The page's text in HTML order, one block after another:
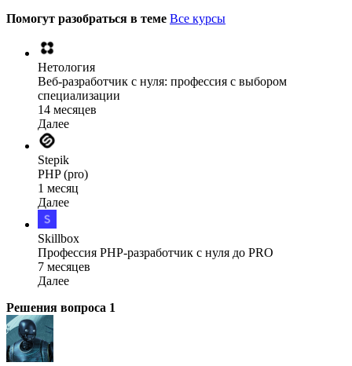
Помогут разобраться в теме Все курсы
Нетология
Веб-разработчик с нуля: профессия с выбором
специализации
14 месяцев
Далее
Stepik
PHP (pro)
1 месяц
Далее
Skillbox
Профессия PHP-разработчик с нуля до PRO
7 месяцев
Далее
Решения вопроса 1